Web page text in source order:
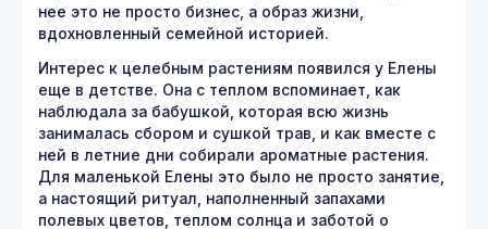
нее это не просто бизнес, а образ жизни,
вдохновленный семейной историей.
Интерес к целебным растениям появился у Елены
еще в детстве. Она с теплом вспоминает, как
наблюдала за бабушкой, которая всю жизнь
занималась сбором и сушкой трав, и как вместе с
ней в летние дни собирали ароматные растения.
Для маленькой Елены это было не просто занятие,
а настоящий ритуал, наполненный запахами
полевых цветов, теплом солнца и заботой о